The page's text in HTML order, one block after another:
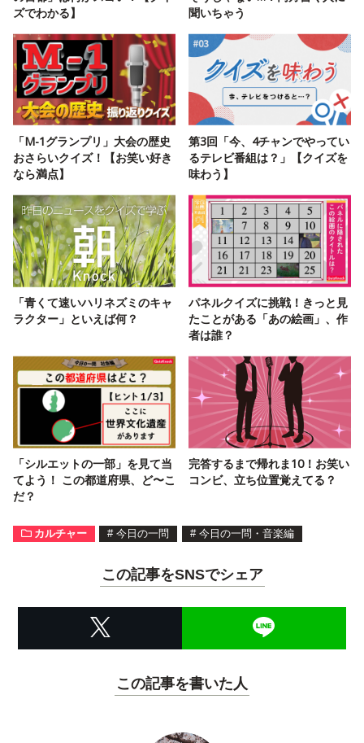
ズでわかる】
聞いちゃう
「M-1グランプリ」大会の歴史
おさらいクイズ！【お笑い好き
なら満点】
第3回「今、4チャンでやってい
るテレビ番組は？」【クイズを
味わう】
「青くて速いハリネズミのキャ
ラクター」といえば何？
パネルクイズに挑戦！きっと見
たことがある「あの絵画」、作
者は誰？
「シルエットの一部」を見て当
てよう！ この都道府県、ど〜こ
だ？
完答するまで帰れま10！お笑い
コンビ、立ち位置覚えてる？
カルチャー # 今日の一問 # 今日の一問・音楽編
この記事をSNSでシェア
この記事を書いた人